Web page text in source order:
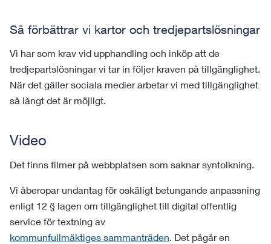
Så förbättrar vi kartor och tredjepartslösningar
Vi har som krav vid upphandling och inköp att de
tredjepartslösningar vi tar in följer kraven på tillgänglighet.
När det gäller sociala medier arbetar vi med tillgänglighet
så långt det är möjligt.
Video
Det finns filmer på webbplatsen som saknar syntolkning.
Vi åberopar undantag för oskäligt betungande anpassning
enligt 12 § lagen om tillgänglighet till digital offentlig
service för textning av
kommunfullmäktiges sammanträden. Det pågår en